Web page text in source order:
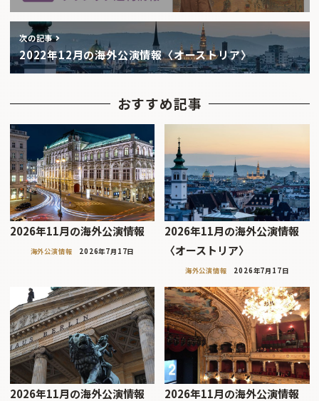
次の記事
2022年12月の海外公演情報〈オーストリア〉
おすすめ記事
2026年11月の海外公演情報
海外公演情報 2026年7月17日
2026年11月の海外公演情報
〈オーストリア〉
海外公演情報 2026年7月17日
2026年11月の海外公演情報
2026年11月の海外公演情報